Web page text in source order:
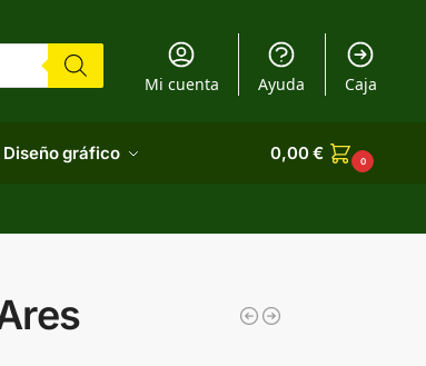
Mi cuenta Ayuda Caja
Diseño gráfico 0,00€ 0